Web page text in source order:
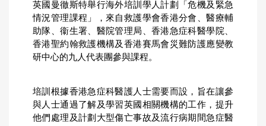
英國曼徹斯特舉行海外培訓學人計劃「危機及緊急
情況管理課程」，來自救護學會香港分會、醫療輔
助隊、衞生署、醫院管理局、香港急症科醫學院、
香港聖約翰救護機構及香港賽馬會災難防護應變教
研中心的九人代表團參與課程。
培訓根據香港急症科醫護人士需要而設，旨在讓參
與人士通過了解及學習英國相關機構的工作，提升
他們處理及計劃大型傷亡事故及流行病期間急症醫